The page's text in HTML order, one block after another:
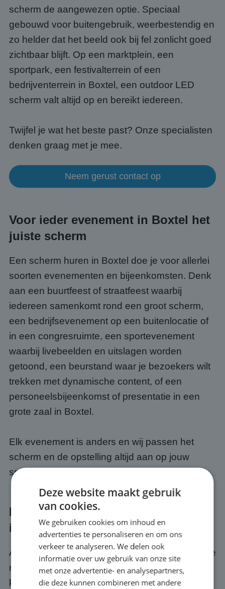
scherm de aangewezen optie. Speciaal
gebouwd voor buitengebruik, weerbestendig en
zo helder dat het beeld ook bij fel zonlicht goed
zichtbaar blijft. Op een marktplein, een
sportpark, een festivalterrein of een
bedrijventerrein in Boxtel, een outdoor LED
scherm valt altijd op en bereikt iedereen.
Twijfel je wat het beste past? Onze specialisten
denken graag met je mee.
Neem gerust contact op
Voor ieder evenement in Boxtel het
juiste scherm
Een scherm huren in Boxtel doe je voor allerlei
soorten evenementen en bijeenkomsten. Denk
aan een buurtfeest of straatfeest waarbij
iedereen samenkomt rond een groot scherm,
een bedrijfsevenement op een buitenlocatie of
in een congresruimte, een sportevenement
waarbij livebeelden en uitslagen worden
getoond, een beurstand waar je bezoekers wilt
trekken met dynamische content, of een
personeelsbijeenkomst of presentatie in een
grote zaal in Boxtel.
Elk evenement is anders en wij passen het
scherm en de opstelling altijd aan op jouw
specifieke situatie.
Kwaliteit en service bij jouw event
in Boxtel
Als je een scherm huurt bij ABC Scherm, huur je
meer dan alleen hardware. Je krijgt er een
kwaliteits- en servicegarantie bij. Wij zorgen
Deze website maakt gebruik
van cookies.
We gebruiken cookies om inhoud en
advertenties te personaliseren en om ons
verkeer te analyseren. We delen ook
informatie over uw gebruik van onze site
met onze advertentie- en analysepartners,
die deze kunnen combineren met andere